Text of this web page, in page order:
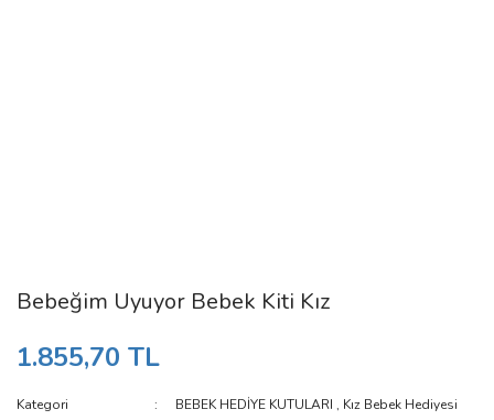
Bebeğim Uyuyor Bebek Kiti Kız
1.855,70 TL
Kategori BEBEK HEDİYE KUTULARI , Kız Bebek Hediyesi